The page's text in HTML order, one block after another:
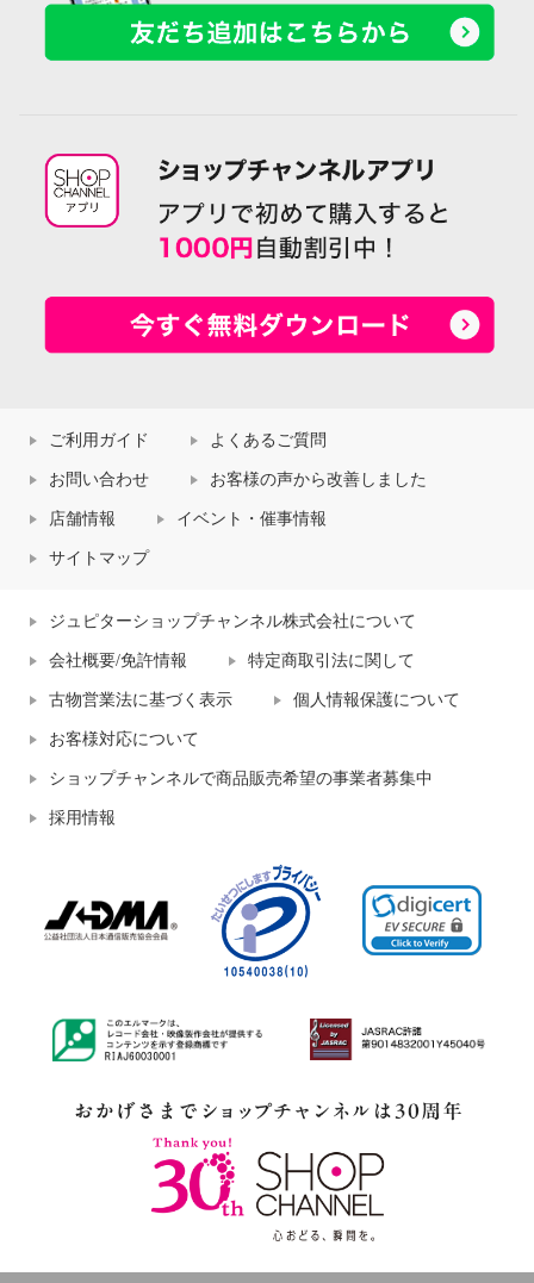
ご利用ガイド よくあるご質問
お問い合わせ お客様の声から改善しました
店舗情報 イベント・催事情報
サイトマップ
ジュピターショップチャンネル株式会社について
会社概要/免許情報 特定商取引法に関して
古物営業法に基づく表示 個人情報保護について
お客様対応について
ショップチャンネルで商品販売希望の事業者募集中
採用情報